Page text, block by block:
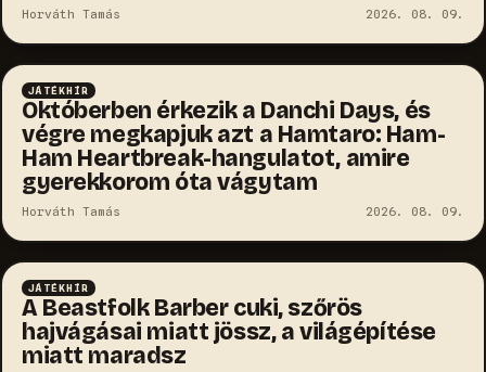
Horváth Tamás 2026. 08. 09.
JÁTÉKHÍR
Októberben érkezik a Danchi Days, és
végre megkapjuk azt a Hamtaro: Ham-
Ham Heartbreak-hangulatot, amire
gyerekkorom óta vágytam
Horváth Tamás 2026. 08. 09.
JÁTÉKHÍR
A Beastfolk Barber cuki, szőrös
hajvágásai miatt jössz, a világépítése
miatt maradsz